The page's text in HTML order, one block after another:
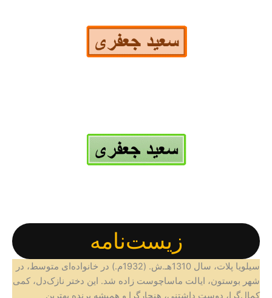
زیست‌نامه
سیلویا پلات، سال 1310هـ.ش. (1932م.) در خانواده‌ای متوسط، در
شهر بوستون، ایالت ماساچوست زاده شد. این دختر نازک‌دل، کمی
کمال‌گرا، دوست داشتنی، هنجارگرا و همیشه برنده بهترین